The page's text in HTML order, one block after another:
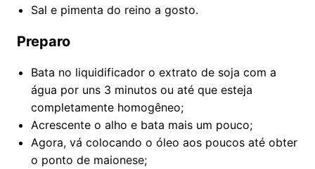
Sal e pimenta do reino a gosto.
Preparo
Bata no liquidificador o extrato de soja com a
água por uns 3 minutos ou até que esteja
completamente homogêneo;
Acrescente o alho e bata mais um pouco;
Agora, vá colocando o óleo aos poucos até obter
o ponto de maionese;